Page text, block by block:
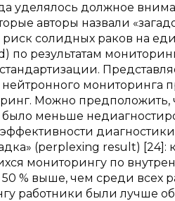
уделялось должное
авторы назвали
солидных раков на
по результатам
мониторинга
Можно предположить,
было меньше
(perplexing result) [24]:
мониторингу по
% выше, чем среди всех
работники были лучше